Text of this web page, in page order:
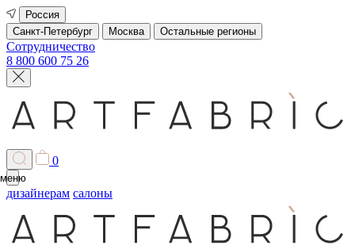
Россия
Санкт-Петербург
Москва Остальные регионы
Сотрудничество
8 800 600 75 26
0
меню
дизайнерам салоны